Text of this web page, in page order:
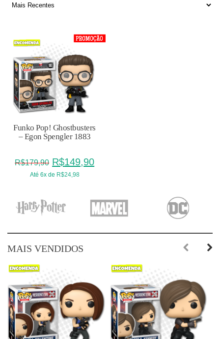
Funko Pop! Ghostbusters
– Egon Spengler 1883
R$179,90 O
preço
R$179,90.
R$149,90O
R$149,90.
Até 6x de R$24,98
MAIS VENDIDOS